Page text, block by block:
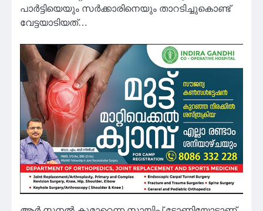
പാർട്ടിയെയും സർക്കാരിനെയും താറടിച്ചുകൊണ്ട്
വേട്ടയാടിയത്…